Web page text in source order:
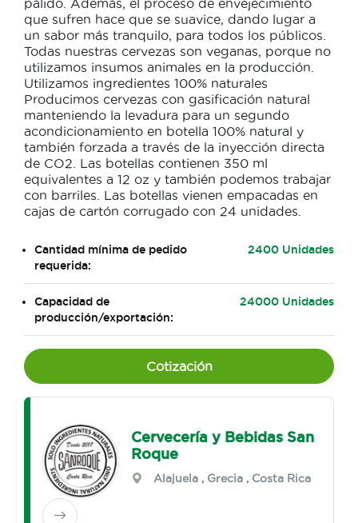
pálido. Además, el proceso de envejecimiento
que sufren hace que se suavice, dando lugar a
un sabor más tranquilo, para todos los públicos.
Todas nuestras cervezas son veganas, porque no
utilizamos insumos animales en la producción.
Utilizamos ingredientes 100% naturales
Producimos cervezas con gasificación natural
manteniendo la levadura para un segundo
acondicionamiento en botella 100% natural y
también forzada a través de la inyección directa
de CO2. Las botellas contienen 350 ml
equivalentes a 12 oz y también podemos trabajar
con barriles. Las botellas vienen empacadas en
cajas de cartón corrugado con 24 unidades.
Cantidad mínima de pedido
requerida:
2400 Unidades
Capacidad de
producción/exportación:
24000 Unidades
Cotización
Cervecería y Bebidas San
Roque
Alajuela , Grecia , Costa Rica